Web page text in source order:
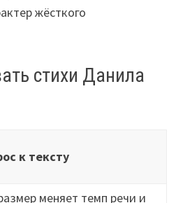
жёсткого
стихи Данила
к тексту
меняет темп речи и